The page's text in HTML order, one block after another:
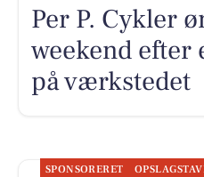
Per P. Cykler
weekend efter
på værkstedet
SPONSORERET